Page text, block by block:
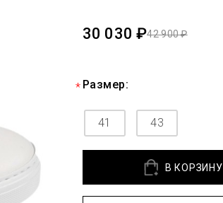
42 900 ₽
30 030 ₽
Размер:
41 43
В КОРЗИНУ